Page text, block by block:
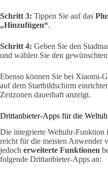
Schritt 3: Tippen Sie auf das
„Hinzufügen“.
Schritt 4: Geben Sie den
und wählen Sie den
Ebenso können Sie bei Xiaomi-
auf dem Startbildschirm
Zeitzonen dauerhaft anzeigt.
Drittanbieter-Apps für die
Die integrierte Weltuhr-
reicht für die meisten Anwender
jedoch erweiterte Funktionen
folgende Drittanbieter-Apps an: